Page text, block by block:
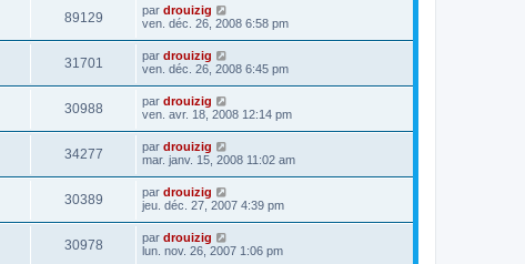
89129 par drouizig
ven. déc. 26, 2008 6:58 pm
31701 par drouizig
ven. déc. 26, 2008 6:45 pm
30988 par drouizig
ven. avr. 18, 2008 12:14 pm
34277 par drouizig
mar. janv. 15, 2008 11:02 am
30389 par drouizig
jeu. déc. 27, 2007 4:39 pm
30978 par drouizig
lun. nov. 26, 2007 1:06 pm